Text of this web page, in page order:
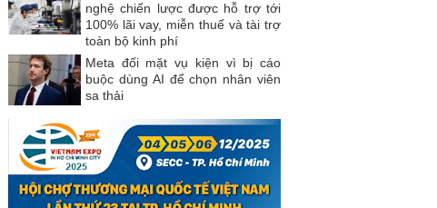
nghệ chiến lược được hỗ trợ tới
100% lãi vay, miễn thuế và tài trợ
toàn bộ kinh phí
Meta đối mặt vụ kiện vì bị cáo
buộc dùng AI để chọn nhân viên
sa thải